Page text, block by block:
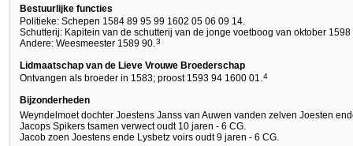
Bestuurlijke functies
Politieke: Schepen 1584 89 95 99 1602 05 06 09 14.
Schutterij: Kapitein van de schutterij van de jonge voetboog van oktober
Andere: Weesmeester 1589 90.3
Lidmaatschap van de Lieve Vrouwe Broederschap
Ontvangen als broeder in 1583; proost 1593 94 1600 01.4
Bijzonderheden
Weyndelmoet dochter Joestens Janss van Auwen vanden zelven Joesten
Jacops Spikers tsamen verwect oudt 10 jaren - 6 CG.
Jacob zoen Joestens ende Lysbetz voirs oudt 9 jaren - 6 CG.